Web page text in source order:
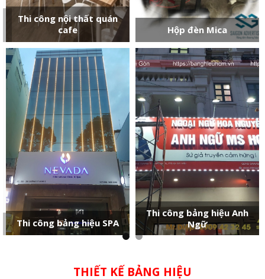
Thi công bảng hiệu GYM
Thi công bảng hiệu nhà
hàng
Thi công bảng hiệu trà
sữa
Thi công chữ nổi LED
THIẾT KẾ BẢNG HIỆU